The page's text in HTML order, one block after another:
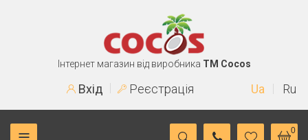
Інтернет магазин від виробника TM Cocos
Вхід Реєстрація Ua Ru
0